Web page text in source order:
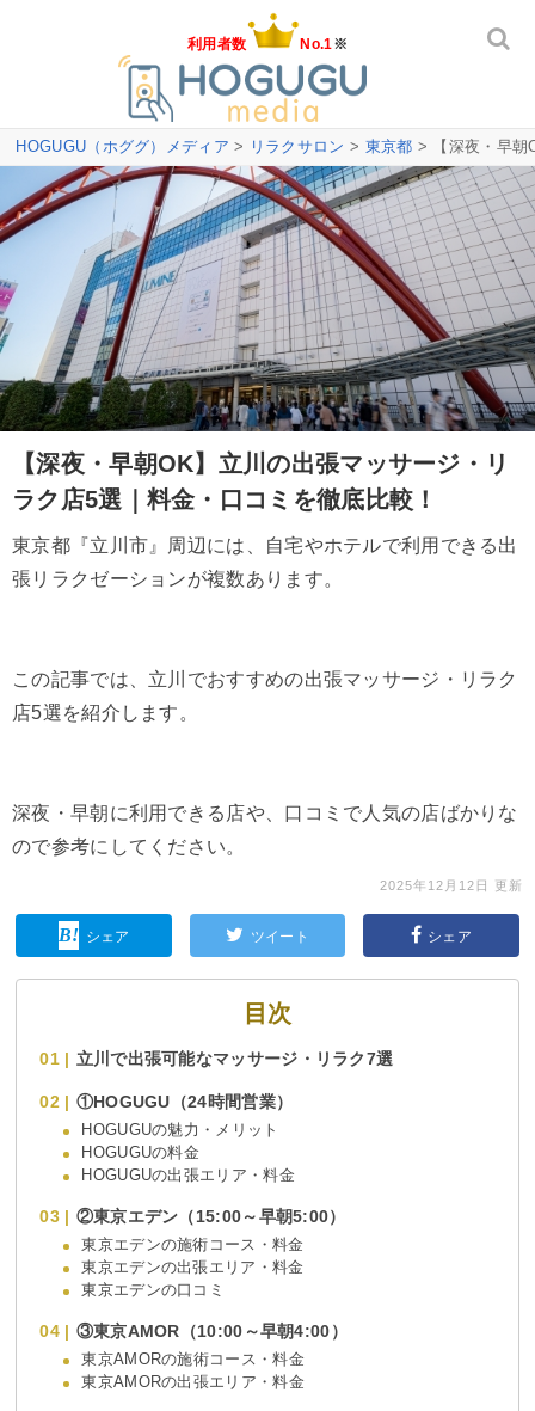
利用者数 No.1 ※
HOGUGU（ホググ）メディア > リラクサロン > 東京都 > 【深夜・早朝
【深夜・早朝OK】立川の出張マッサージ・リ
ラク店5選｜料金・口コミを徹底比較！
東京都『立川市』周辺には、自宅やホテルで利用できる出
張リラクゼーションが複数あります。
この記事では、立川でおすすめの出張マッサージ・リラク
店5選を紹介します。
深夜・早朝に利用できる店や、口コミで人気の店ばかりな
ので参考にしてください。
2025年12月12日 更新
シェア ツイート シェア
目次
立川で出張可能なマッサージ・リラク7選
①HOGUGU（24時間営業）
HOGUGUの魅力・メリット
HOGUGUの料金
HOGUGUの出張エリア・料金
②東京エデン（15:00～早朝5:00）
東京エデンの施術コース・料金
東京エデンの出張エリア・料金
東京エデンの口コミ
③東京AMOR（10:00～早朝4:00）
東京AMORの施術コース・料金
東京AMORの出張エリア・料金